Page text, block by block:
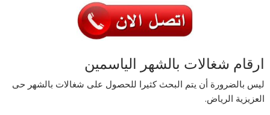
ارقام شغالات بالشهر الياسمين
ليس بالضرورة أن يتم البحث كثيرا للحصول على شغالات بالشهر حى
العزيزية الرياض.